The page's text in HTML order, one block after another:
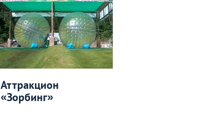
Аттракцион
«Зорбинг»